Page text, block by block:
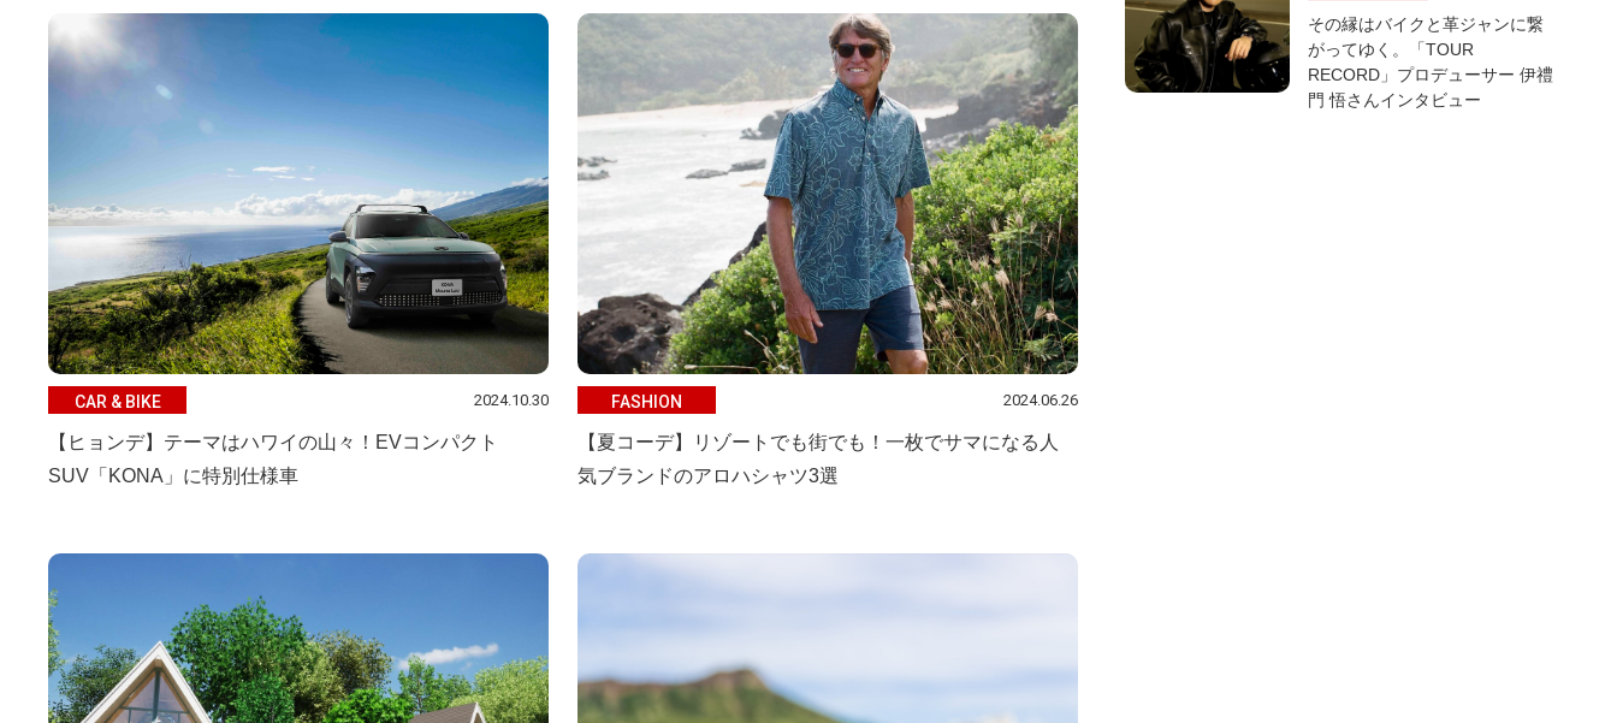
CAR & BIKE 2024.10.30
【ヒョンデ】テーマはハワイの山々！EVコンパクト
SUV「KONA」に特別仕様車
FASHION 2024.06.26
【夏コーデ】リゾートでも街でも！一枚でサマになる人
気ブランドのアロハシャツ3選
その縁はバイクと革ジャンに繋
がってゆく。「TOUR
RECORD」プロデューサー 伊禮
門 悟さんインタビュー